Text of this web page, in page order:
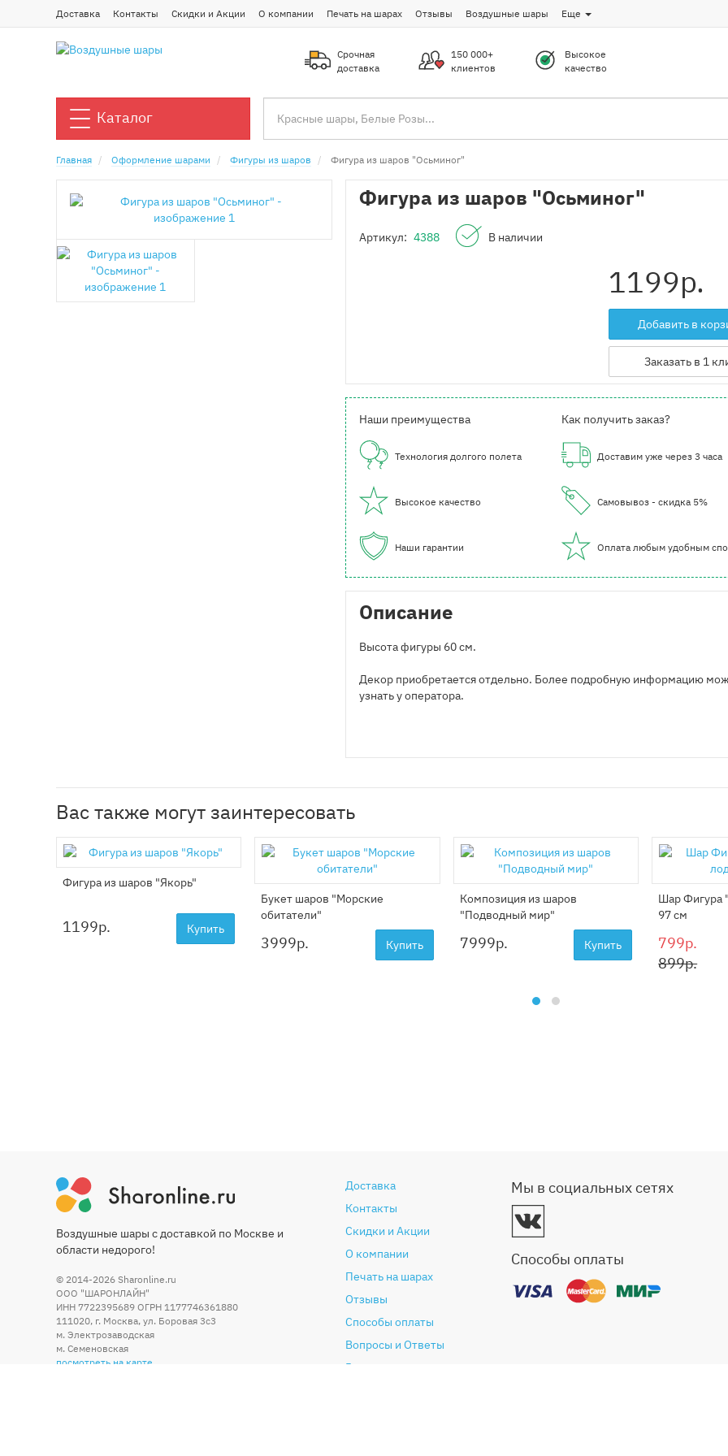
Доставка Контакты Скидки и Акции О компании Печать на шарах Отзывы Воздушные шары Еще
Срочная
доставка
150 000+
клиентов
Высокое
качество
Каталог
Главная Оформление шарами Фигуры из шаров Фигура из шаров "Осьминог"
Фигура из шаров "Осьминог"
Артикул: 4388 В наличии
1199р.
Добавить в
Заказать в 1
Наши преимущества
Технология долгого полета
Высокое качество
Наши гарантии
Как получить заказ?
Доставим уже через 3 часа
Самовывоз - скидка 5%
Оплата любым удобным
Описание
Высота фигуры 60 см.
Декор приобретается отдельно. Более подробную информацию
узнать у оператора.
Вас также могут заинтересовать
Фигура из шаров "Якорь"
1199р. Купить
Букет шаров "Морские
обитатели"
3999р. Купить
Композиция из шаров
"Подводный мир"
7999р. Купить
Шар Фигура
97 см
799р.
899р.
Воздушные шары с доставкой по Москве и
области недорого!
© 2014-2026 Sharonline.ru
ООО "ШАРОНЛАЙН"
ИНН 7722395689 ОГРН 1177746361880
111020, г. Москва, ул. Боровая 3c3
м. Электрозаводская
м. Семеновская
посмотреть на карте
Доставка
Контакты
Скидки и Акции
О компании
Печать на шарах
Отзывы
Способы оплаты
Вопросы и Ответы
Гарантия и возврат
Мы в социальных сетях
Способы оплаты